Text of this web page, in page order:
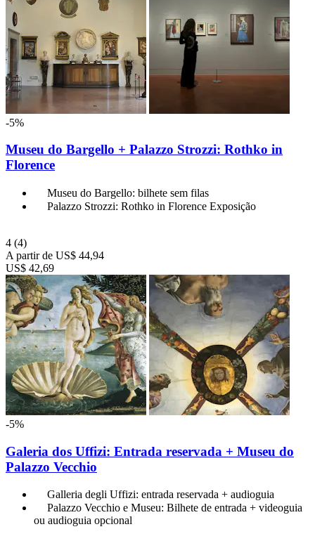
-5%
Museu do Bargello + Palazzo Strozzi: Rothko in
Florence
Museu do Bargello: bilhete sem filas
Palazzo Strozzi: Rothko in Florence Exposição
4 (4)
A partir de US$ 44,94
US$ 42,69
-5%
Galeria dos Uffizi: Entrada reservada + Museu do
Palazzo Vecchio
Galleria degli Uffizi: entrada reservada + audioguia
Palazzo Vecchio e Museu: Bilhete de entrada + videoguia
ou audioguia opcional